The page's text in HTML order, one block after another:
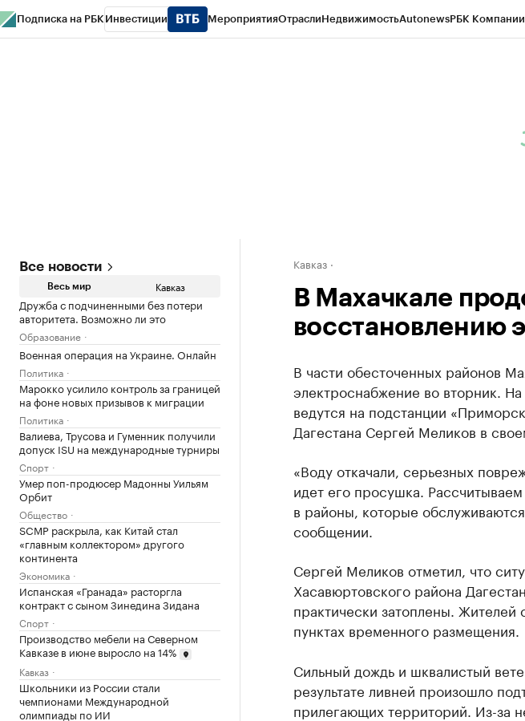
Подписка на РБК Инвестиции МероприятияОтраслиНедвижимостьAutonewsРБК Компании
Все новости
Весь мир Кавказ
Дружба с подчиненными без потери
авторитета. Возможно ли это
Образование
Военная операция на Украине. Онлайн
Политика
Марокко усилило контроль за границей
на фоне новых призывов к миграции
Политика
Валиева, Трусова и Гуменник получили
допуск ISU на международные турниры
Спорт
Умер поп-продюсер Мадонны Уильям
Орбит
Общество
SCMP раскрыла, как Китай стал
«главным коллектором» другого
континента
Экономика
Испанская «Гранада» расторгла
контракт с сыном Зинедина Зидана
Спорт
Производство мебели на Северном
Кавказе в июне выросло на 14%
Кавказ
Школьники из России стали
чемпионами Международной
олимпиады по ИИ
Кавказ
В Махачкале
восстановлению
В части обесточенных районов
электроснабжение во вторник.
ведутся на подстанции
Дагестана Сергей Меликов в
«Воду откачали, серьезных
идет его просушка.
в районы, которые
сообщении.
Сергей Меликов отметил, что
Хасавюртовского района
практически затоплены. Жителей
пунктах временного размещения.
Сильный дождь и шквалистый
результате ливней произошло
прилегающих территорий. Из-за